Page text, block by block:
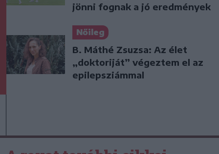
jönni fognak a jó eredmények
Nőileg
B. Máthé Zsuzsa: Az élet
„doktoriját” végeztem el az
epilepsziámmal